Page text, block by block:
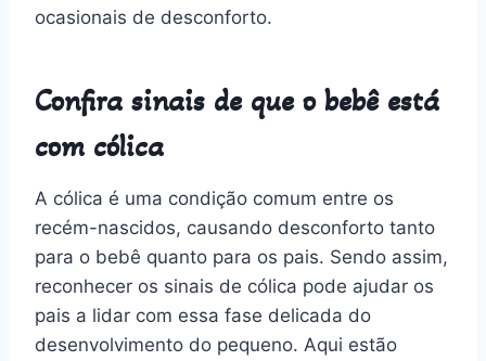
ocasionais de desconforto.
Confira sinais de que o bebê está
com cólica
A cólica é uma condição comum entre os
recém-nascidos, causando desconforto tanto
para o bebê quanto para os pais. Sendo assim,
reconhecer os sinais de cólica pode ajudar os
pais a lidar com essa fase delicada do
desenvolvimento do pequeno. Aqui estão